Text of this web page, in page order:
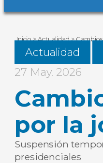
Inicio>Actualidad>
Actualidad
27 May. 2026
por la
Suspensión
presidenciales